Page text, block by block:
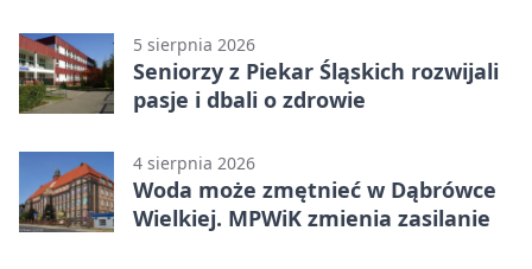
5 sierpnia 2026
Seniorzy z Piekar Śląskich rozwijali
pasje i dbali o zdrowie
4 sierpnia 2026
Woda może zmętnieć w Dąbrówce
Wielkiej. MPWiK zmienia zasilanie